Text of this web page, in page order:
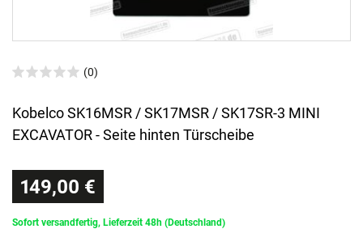
(0)
Kobelco SK16MSR / SK17MSR / SK17SR-3 MINI
EXCAVATOR - Seite hinten Türscheibe
149,00 €
Sofort versandfertig, Lieferzeit 48h (Deutschland)